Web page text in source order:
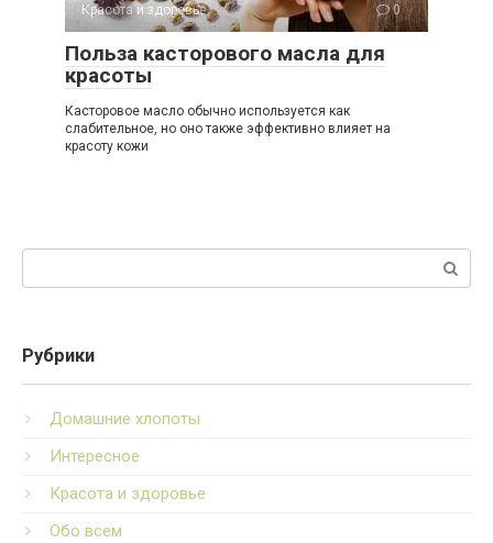
Красота и здоровье 0
Польза касторового масла для
красоты
Касторовое масло обычно используется как
слабительное, но оно также эффективно влияет на
красоту кожи
Поиск:
Рубрики
Домашние хлопоты
Интересное
Красота и здоровье
Обо всем